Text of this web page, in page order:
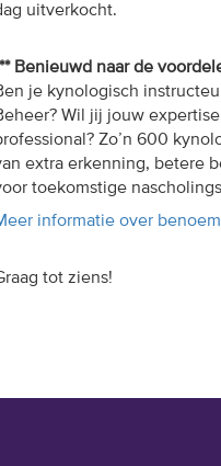
uitverkocht.
Benieuwd naar de
je kynologisch
Wil jij jouw expertise
Zo’n 600
extra erkenning, betere
toekomstige nascholings
informatie over
tot ziens!